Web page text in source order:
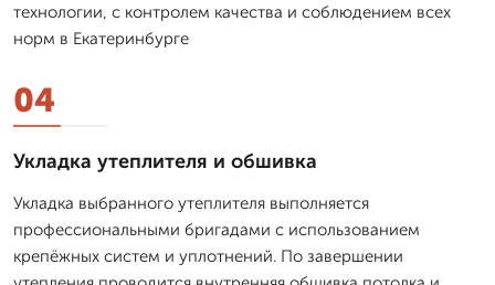
технологии, с контролем качества и соблюдением всех
норм в Екатеринбурге
04
Укладка утеплителя и обшивка
Укладка выбранного утеплителя выполняется
профессиональными бригадами с использованием
крепёжных систем и уплотнений. По завершении